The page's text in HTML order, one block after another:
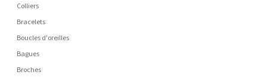
Colliers
Bracelets
Boucles d'oreilles
Bagues
Broches